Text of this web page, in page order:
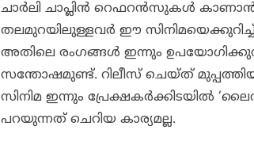
ചാർലി ചാപ്ലിൻ റെഫറൻസുകൾ
തലമുറയിലുള്ളവർ ഈ
അതിലെ രംഗങ്ങൾ ഇന്നും
സന്തോഷമുണ്ട്. റിലീസ് ചെയ്ത്
സിനിമ ഇന്നും പ്രേക്ഷകർക്കിടയിൽ
പറയുന്നത് ചെറിയ കാര്യമല്ല.